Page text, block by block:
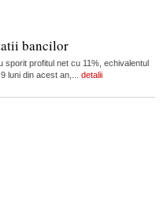
bancilor
sporit profitul net cu 11%, echivalentul
luni din acest an,... detalii